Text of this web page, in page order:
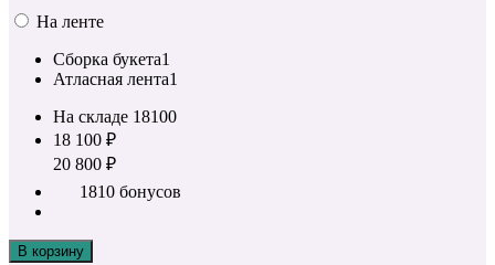
На ленте
Сборка букета1
Атласная лента1
На складе 18100
18 100 ₽
20 800 ₽
1810 бонусов
В корзину